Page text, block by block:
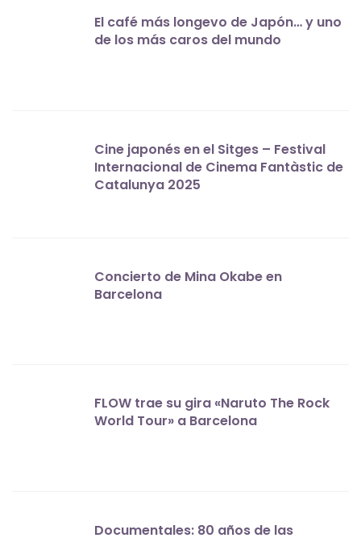
El café más longevo de Japón… y uno
de los más caros del mundo
Cine japonés en el Sitges – Festival
Internacional de Cinema Fantàstic de
Catalunya 2025
Concierto de Mina Okabe en
Barcelona
FLOW trae su gira «Naruto The Rock
World Tour» a Barcelona
Documentales: 80 años de las